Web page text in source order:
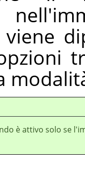
è attivo solo se